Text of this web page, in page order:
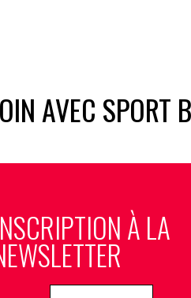
AVEC SPORT
À LA